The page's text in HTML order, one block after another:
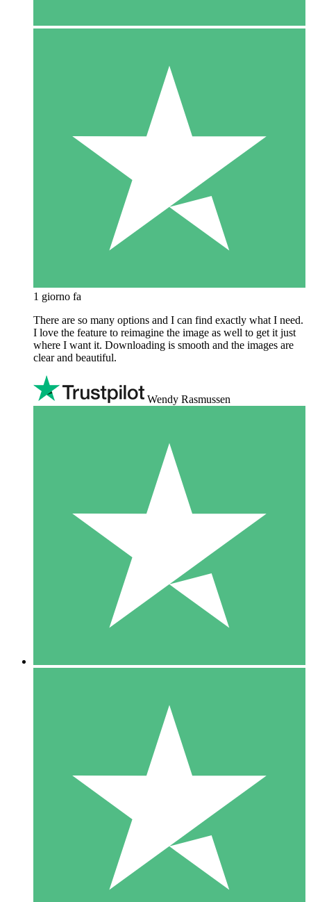
1 giorno fa
There are so many options and I can find exactly what I need.
I love the feature to reimagine the image as well to get it just
where I want it. Downloading is smooth and the images are
clear and beautiful.
Wendy Rasmussen